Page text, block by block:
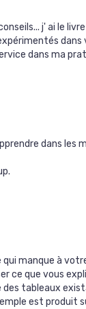
j' ai le
dans
dans ma
dans les
manque à
ce que vous
des tableaux
est produit